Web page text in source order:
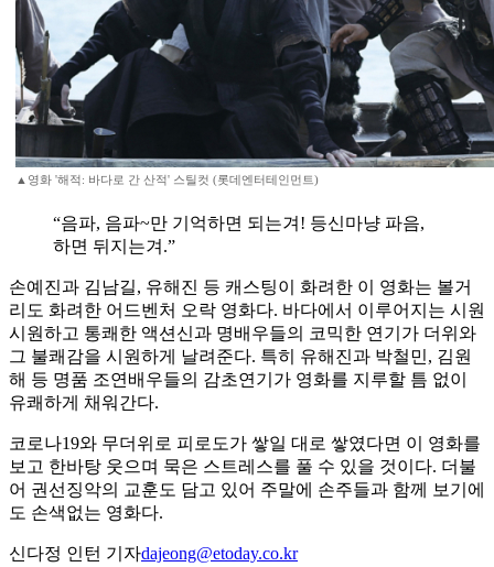
▲영화 '해적: 바다로 간 산적' 스틸컷 (롯데엔터테인먼트)
“음파, 음파~만 기억하면 되는겨! 등신마냥 파음,
하면 뒤지는겨.”
손예진과 김남길, 유해진 등 캐스팅이 화려한 이 영화는 볼거
리도 화려한 어드벤처 오락 영화다. 바다에서 이루어지는 시원
시원하고 통쾌한 액션신과 명배우들의 코믹한 연기가 더위와
그 불쾌감을 시원하게 날려준다. 특히 유해진과 박철민, 김원
해 등 명품 조연배우들의 감초연기가 영화를 지루할 틈 없이
유쾌하게 채워간다.
코로나19와 무더위로 피로도가 쌓일 대로 쌓였다면 이 영화를
보고 한바탕 웃으며 묵은 스트레스를 풀 수 있을 것이다. 더불
어 권선징악의 교훈도 담고 있어 주말에 손주들과 함께 보기에
도 손색없는 영화다.
신다정 인턴 기자dajeong@etoday.co.kr